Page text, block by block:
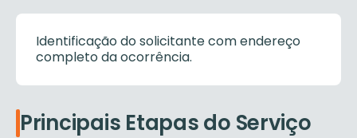
Identificação do solicitante com endereço
completo da ocorrência.
Principais Etapas do Serviço